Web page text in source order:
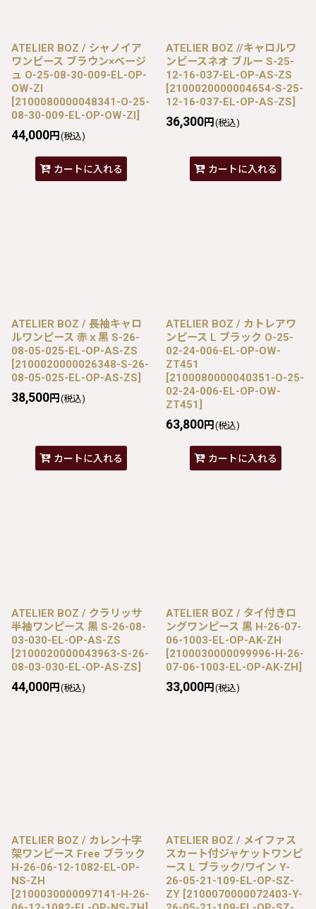
ATELIER BOZ / シャノイア
ワンピース ブラウン×ベージ
ュ O-25-08-30-009-EL-OP-
OW-ZI
[2100080000048341-O-25-
08-30-009-EL-OP-OW-ZI]
44,000円 (税込)
カートに入れる
ATELIER BOZ //キャロルワ
ンピースネオ ブルー S-25-
12-16-037-EL-OP-AS-ZS
[2100020000004654-S-25-
12-16-037-EL-OP-AS-ZS]
36,300円 (税込)
カートに入れる
ATELIER BOZ / 長袖キャロ
ルワンピース 赤ｘ黒 S-26-
08-05-025-EL-OP-AS-ZS
[2100020000026348-S-26-
08-05-025-EL-OP-AS-ZS]
38,500円 (税込)
カートに入れる
ATELIER BOZ / カトレアワ
ンピース L ブラック O-25-
02-24-006-EL-OP-OW-
ZT451
[2100080000040351-O-25-
02-24-006-EL-OP-OW-
ZT451 ]
63,800円 (税込)
カートに入れる
ATELIER BOZ / クラリッサ
半袖ワンピース 黒 S-26-08-
03-030-EL-OP-AS-ZS
[2100020000043963-S-26-
08-03-030-EL-OP-AS-ZS]
44,000円 (税込)
ATELIER BOZ / タイ付きロ
ングワンピース 黒 H-26-07-
06-1003-EL-OP-AK-ZH
[2100030000099996-H-26-
07-06-1003-EL-OP-AK-ZH]
33,000円 (税込)
ATELIER BOZ / カレン十字
架ワンピース Free ブラック
H-26-06-12-1082-EL-OP-
NS-ZH
[2100030000097141-H-26-
ATELIER BOZ / メイファス
スカート付ジャケットワンピ
ース L ブラック/ワイン Y-
26-05-21-109-EL-OP-SZ-
ZY [2100070000072403-Y-